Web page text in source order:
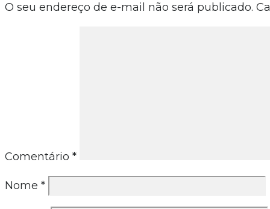
O seu endereço de e-mail não será publicado.
Comentário *
Nome *